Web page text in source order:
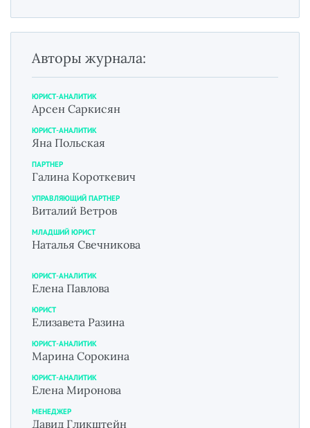
Авторы журнала:
ЮРИСТ-АНАЛИТИК
Арсен Саркисян
ЮРИСТ-АНАЛИТИК
Яна Польская
ПАРТНЕР
Галина Короткевич
УПРАВЛЯЮЩИЙ ПАРТНЕР
Виталий Ветров
МЛАДШИЙ ЮРИСТ
Наталья Свечникова
ЮРИСТ-АНАЛИТИК
Елена Павлова
ЮРИСТ
Елизавета Разина
ЮРИСТ-АНАЛИТИК
Марина Сорокина
ЮРИСТ-АНАЛИТИК
Елена Миронова
МЕНЕДЖЕР
Давид Гликштейн